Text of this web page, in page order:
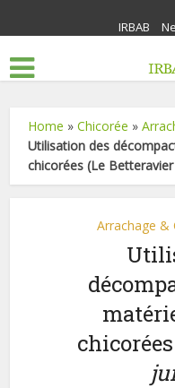
IRBAB
Home »Chicorée »
Utilisation des
chicorées (Le
Arrachage &
chicorées